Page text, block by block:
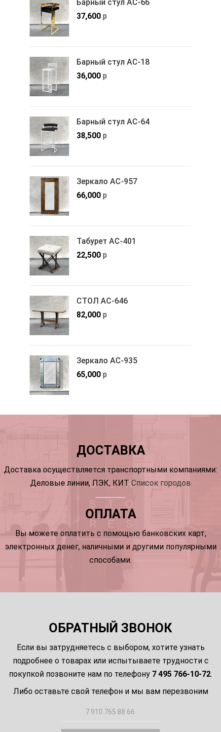
Барный стул АС-66
37,600 р
Барный стул АС-18
36,000 р
Барный стул АС-64
38,500 р
Зеркало АС-957
66,000 р
Табурет АС-401
22,500 р
СТОЛ АС-646
82,000 р
Зеркало АС-935
65,000 р
ДОСТАВКА
Доставка осуществляется транспортными компаниями:
Деловые линии, ПЭК, КИТ Список городов
ОПЛАТА
Вы можете оплатить с помощью банковских карт,
электронных денег, наличными и другими популярными
способами.
ОБРАТНЫЙ ЗВОНОК
Если вы затрудняетесь с выбором, хотите узнать
подробнее о товарах или испытываете трудности с
покупкой позвоните нам по телефону 7 495 766-10-72.
Либо оставьте свой телефон и мы вам перезвоним